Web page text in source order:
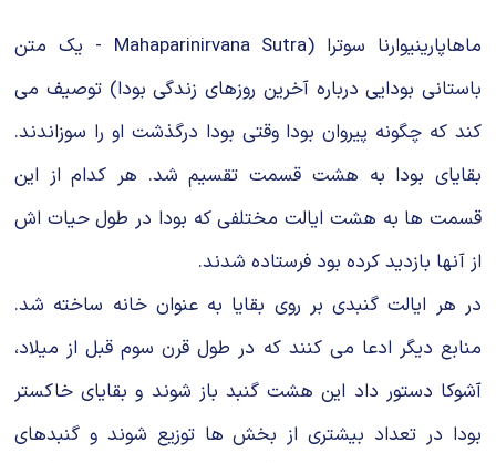
ماهاپارینیوارنا سوترا (Mahaparinirvana Sutra - یک متن
باستانی بودایی درباره آخرین روزهای زندگی بودا) توصیف می
کند که چگونه پیروان بودا وقتی بودا درگذشت او را سوزاندند.
بقایای بودا به هشت قسمت تقسیم شد. هر کدام از این
قسمت ها به هشت ایالت مختلفی که بودا در طول حیات اش
از آنها بازدید کرده بود فرستاده شدند.
در هر ایالت گنبدی بر روی بقایا به عنوان خانه ساخته شد.
منابع دیگر ادعا می کنند که در طول قرن سوم قبل از میلاد،
آشوکا دستور داد این هشت گنبد باز شوند و بقایای خاکستر
بودا در تعداد بیشتری از بخش ها توزیع شوند و گنبدهای